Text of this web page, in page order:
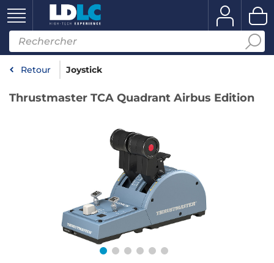
Retour Joystick
Thrustmaster TCA Quadrant Airbus Edition